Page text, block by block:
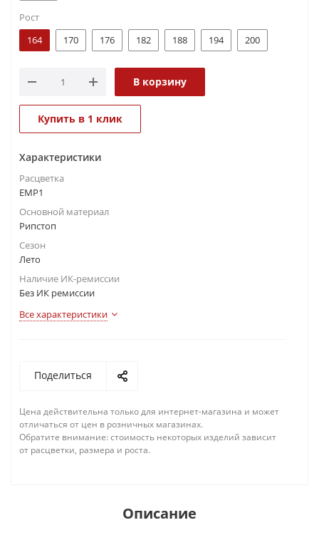
Рост
164
170 176 182 188 194 200
В корзину
Купить в 1 клик
Характеристики
Расцветка
ЕМР1
Основной материал
Рипстоп
Сезон
Лето
Наличие ИК-ремиссии
Без ИК ремиссии
Все характеристики
Поделиться
Цена действительна только для интернет-магазина и может
отличаться от цен в розничных магазинах.
Обратите внимание: стоимость некоторых изделий зависит
от расцветки, размера и роста.
Описание